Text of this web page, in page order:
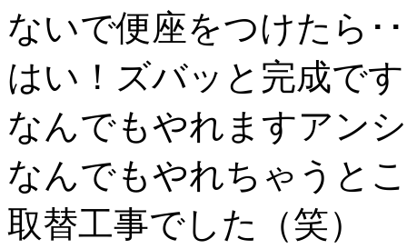
ないで便座をつけたら･
はい！ズバッと完成で
なんでもやれますアン
なんでもやれちゃうと
取替工事でした（笑）